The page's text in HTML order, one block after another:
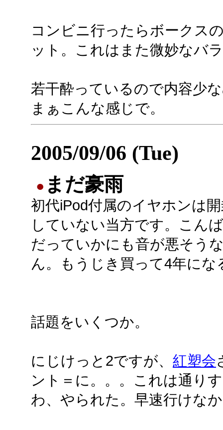
コンビニ行ったらボークス
ット。これはまた微妙なバ
若干酔っているので内容少
まぁこんな感じで。
2005/09/06 (Tue)
● まだ豪雨
初代iPod付属のイヤホンは
していない当方です。こん
だっていかにも音が悪そう
ん。もうじき買って4年にな
話題をいくつか。
にじけっと2ですが、 紅塑会
ント＝に。。。これは通り
わ、やられた。早速行けな